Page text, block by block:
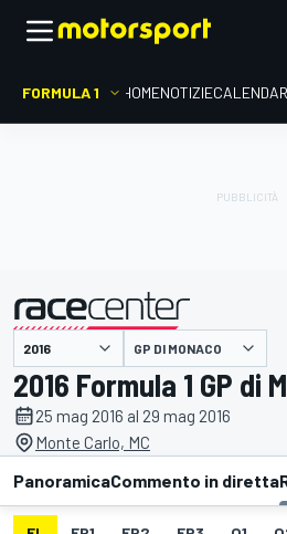
FORMULA 1 HOMENOTIZIE
presentato da GP DI MONACO
2016 Formula 1 GP di
25 mag 2016 al 29 mag 2016
Monte Carlo, MC
PanoramicaCommento in diretta